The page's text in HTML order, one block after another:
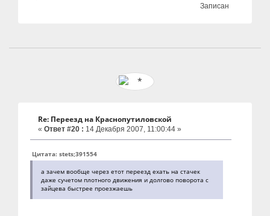
Записан
Re: Переезд на Краснопутиловской
« Ответ #20 : 14 Декабря 2007, 11:00:44 »
Цитата: stets;391554
а зачем вообще через етот переезд ехать на стачек
даже сучетом плотного движения и долгово поворота с
зайцева быстрее проезжаешь